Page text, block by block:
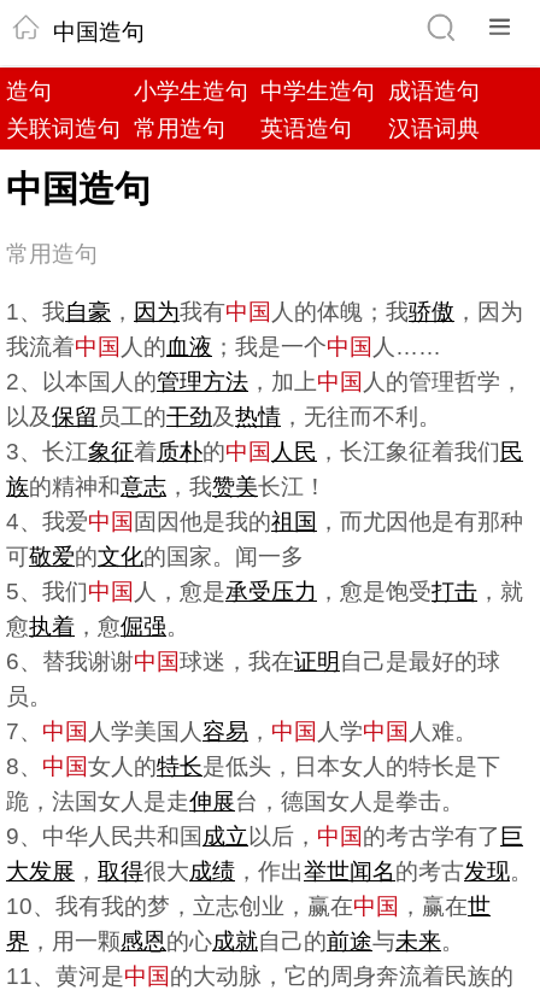
中国造句
造句 小学生造句 中学生造句
成语造句
关联词造句
常用造句 英语造句 汉语词典
中国造句
常用造句
1、我自豪 ， 因为我有中国 人的体魄；我骄傲 ，因为
我流着中国 人的血液 ；我是一个中国 人……
2、以本国人的管理方法 ，加上中国 人的管理哲学，
以及保留 员工的干劲及热情 ，无往而不利。
3、长江象征着质朴的中国 人民 ，长江象征着我们 民
族的精神和意志 ，我赞美长江！
4、我爱中国 固因他是我的祖国 ，而尤因他是有那种
可敬爱的文化的国家。闻一多
5、我们中国 人，愈是承受压力 ，愈是饱受打击 ，就
愈执着 ，愈倔强。
6、替我谢谢中国球迷，我在证明 自己是最好的球
员。
7、 中国 人学美国人容易 ， 中国 人学中国 人难。
8、 中国女人的特长是低头，日本女人的特长是下
跪，法国女人是走伸展台，德国女人是拳击。
9、中华人民共和国 成立以后， 中国的考古学有了 巨
大发展 ， 取得很大成绩 ，作出举世闻名的考古发现。
10、我有我的梦，立志创业，赢在中国 ，赢在世
界 ，用一颗感恩的心成就自己的前途与未来。
11、黄河是中国的大动脉，它的周身奔流着民族的